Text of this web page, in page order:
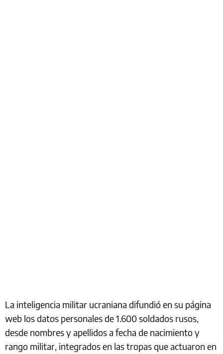
La inteligencia militar ucraniana difundió en su página
web los datos personales de 1.600 soldados rusos,
desde nombres y apellidos a fecha de nacimiento y
rango militar, integrados en las tropas que actuaron en